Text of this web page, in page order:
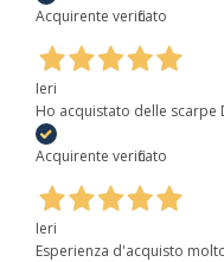
Acquirente verificato
Ieri
Ho acquistato delle scarpe
Acquirente verificato
Ieri
Esperienza d'acquisto